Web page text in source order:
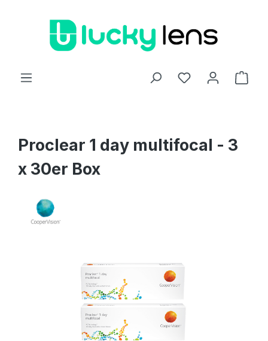
Proclear 1 day multifocal - 3
x 30er Box
Bildergalerie überspringen